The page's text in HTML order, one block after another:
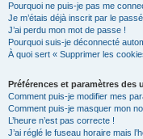
Pourquoi ne puis-je pas me
Je m’étais déjà inscrit par le
J’ai perdu mon mot de passe !
Pourquoi suis-je déconnecté
À quoi sert « Supprimer les
Préférences et paramètres des
Comment puis-je modifier mes
Comment puis-je masquer mon
L’heure n’est pas correcte !
J’ai réglé le fuseau horaire mais